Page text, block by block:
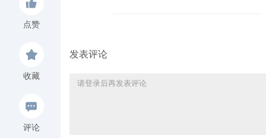
点赞
收藏
评论
发表评论